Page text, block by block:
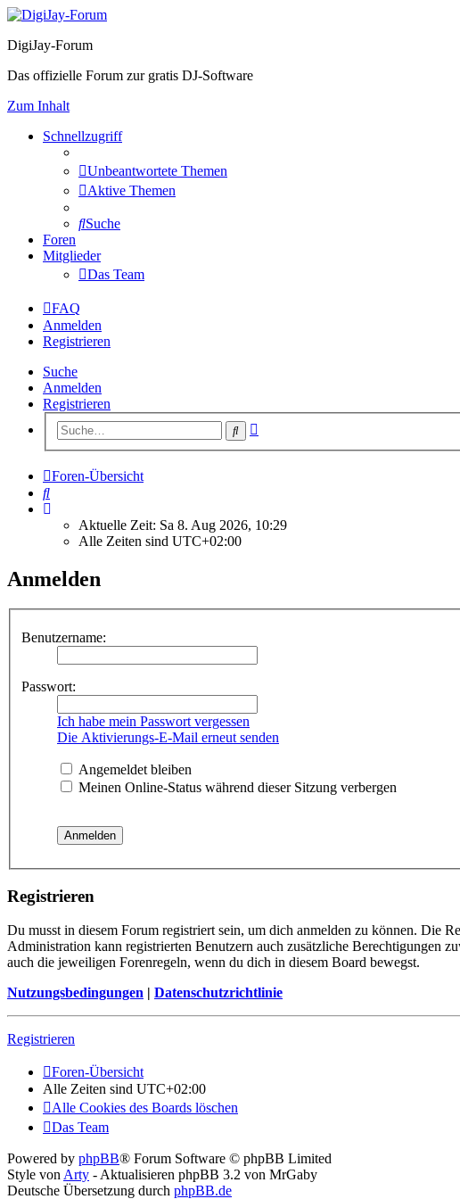
DigiJay-Forum
Das offizielle Forum zur gratis DJ-Software
Zum Inhalt
Schnellzugriff
Unbeantwortete Themen
Aktive Themen
Suche
Foren
Mitglieder
Das Team
FAQ
Anmelden
Registrieren
Suche
Anmelden
Registrieren
Suche
Foren-Übersicht
Suche
Aktuelle Zeit: Sa 8. Aug 2026, 10:29
Alle Zeiten sind UTC+02:00
Anmelden
Benutzername:
Passwort:
Ich habe mein Passwort vergessen
Die Aktivierungs-E-Mail erneut senden
Angemeldet bleiben
Meinen Online-Status während dieser Sitzung verbergen
Registrieren
Du musst in diesem Forum registriert sein, um dich anmelden zu können. Die
Administration kann registrierten Benutzern auch zusätzliche Berechtigungen
auch die jeweiligen Forenregeln, wenn du dich in diesem Board bewegst.
Nutzungsbedingungen | Datenschutzrichtlinie
Registrieren
Foren-Übersicht
Alle Zeiten sind UTC+02:00
Alle Cookies des Boards löschen
Das Team
Powered by phpBB® Forum Software © phpBB Limited
Style vonArty - Aktualisieren phpBB 3.2 von MrGaby
Deutsche Übersetzung durch phpBB.de